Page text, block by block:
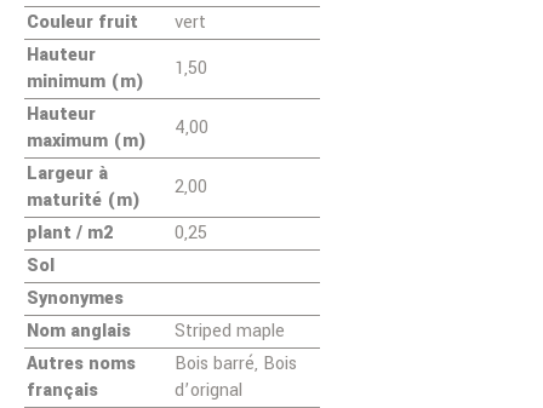
Couleur fruit
vert
Hauteur
minimum (m)
1,50
Hauteur
maximum (m)
4,00
Largeur à
maturité (m)
2,00
plant / m2
0,25
Sol
Synonymes
Nom anglais
Striped maple
Autres noms
français
Bois barré, Bois
d’orignal